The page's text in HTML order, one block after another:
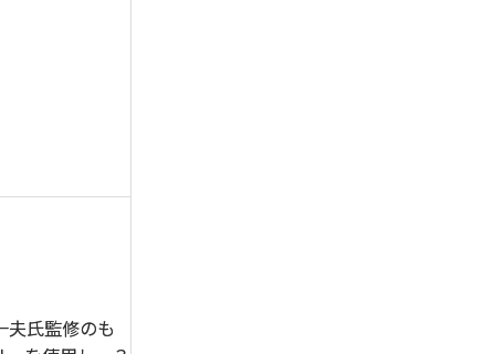
夫氏監修のも